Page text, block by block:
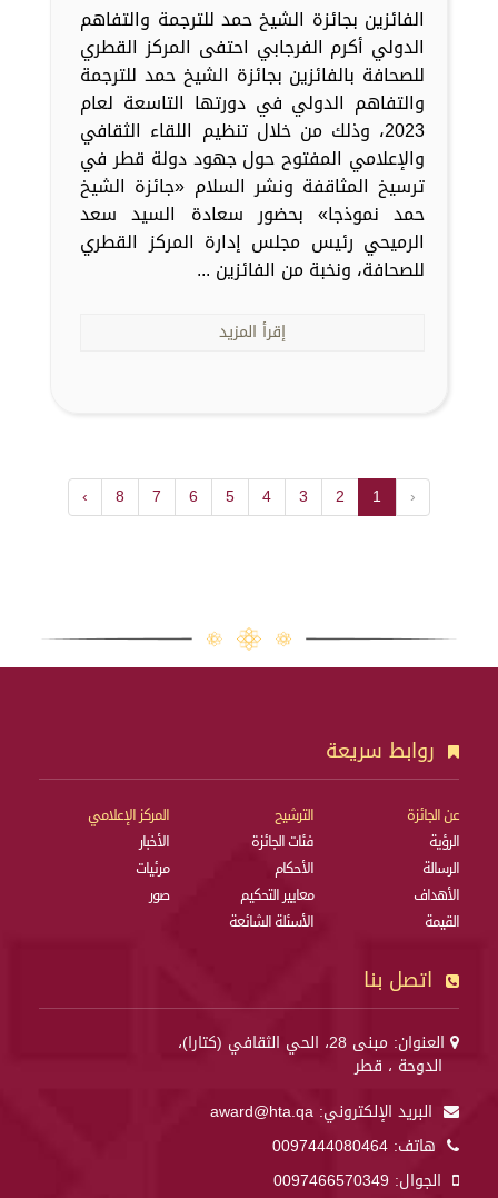
الفائزين بجائزة الشيخ حمد للترجمة والتفاهم
الدولي أكرم الفرجابي احتفى المركز القطري
للصحافة بالفائزين بجائزة الشيخ حمد للترجمة
والتفاهم الدولي في دورتها التاسعة لعام
2023، وذلك من خلال تنظيم اللقاء الثقافي
والإعلامي المفتوح حول جهود دولة قطر في
ترسيخ المثاقفة ونشر السلام «جائزة الشيخ
حمد نموذجا» بحضور سعادة السيد سعد
الرميحي رئيس مجلس إدارة المركز القطري
للصحافة، ونخبة من الفائزين ...
إقرأ المزيد
‹
1
2
3
4
5
6
7
8
›
روابط سريعة
عن الجائزة
الرؤية
الرسالة
الأهداف
القيمة
الترشيح
فئات الجائزة
الأحكام
معايير التحكيم
الأسئلة الشائعة
المركز الإعلامي
الأخبار
مرئيات
صور
اتصل بنا
العنوان: مبنى 28، الحي الثقافي (كتارا)،
الدوحة ، قطر
البريد الإلكتروني: award@hta.qa
هاتف: 0097444080464
الجوال: 0097466570349